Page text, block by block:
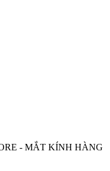
- MẮT KÍNH HÀNG